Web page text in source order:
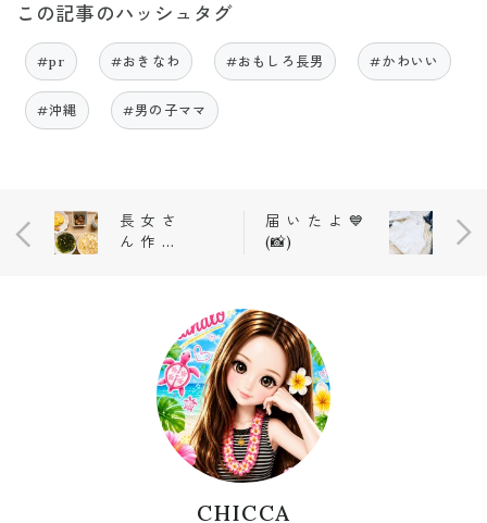
この記事のハッシュタグ
#pr #おきなわ #おもしろ長男 #かわいい
#沖縄 #男の子ママ
長 女 さ
ん 作 ❤️
届 い た よ 💙
(📸)
CHICCA